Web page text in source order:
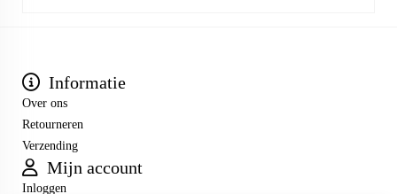
Informatie
Over ons
Retourneren
Verzending
Mijn account
Inloggen